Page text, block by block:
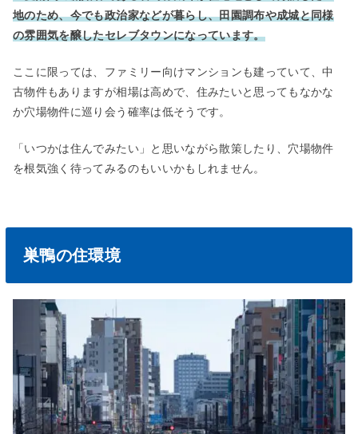
地のため、今でも政治家などが暮らし、田園調布や成城と同様
の雰囲気を醸したセレブタウンになっています。
ここに限っては、ファミリー向けマンションも建っていて、中
古物件もありますが相場は高めで、住みたいと思ってもなかな
か穴場物件に巡り会う確率は低そうです。
「いつかは住んでみたい」と思いながら散策したり、穴場物件
を根気強く待ってみるのもいいかもしれません。
巣鴨の住環境